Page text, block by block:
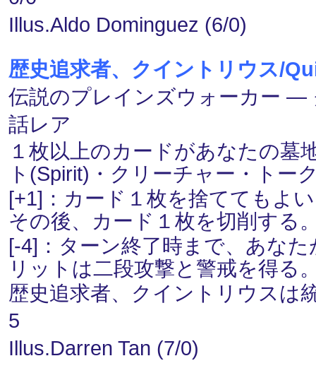
Illus.Aldo Dominguez (6/0)
歴史追求者、クイントリウス/
伝説のプレインズウォーカー
話レア
１枚以上のカードがあなたの墓
ト(Spirit)・クリーチャー・トー
[+1]：カード１枚を捨ててもよ
その後、カード１枚を切削する
[-4]：ターン終了時まで、あな
リットは二段攻撃と警戒を得る
歴史追求者、クイントリウスは
5
Illus.Darren Tan (7/0)